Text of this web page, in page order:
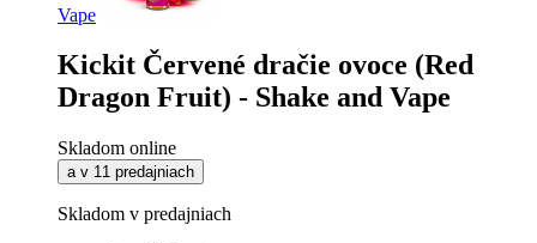
Vape
Kickit Červené dračie ovoce (Red
Dragon Fruit) - Shake and Vape
Skladom online
a v 11 predajniach
Skladom v predajniach